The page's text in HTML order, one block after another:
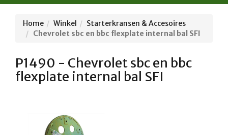
Home Winkel
Starterkransen & Accesoires
Chevrolet sbc en bbc flexplate internal bal SFI
P1490 - Chevrolet sbc en bbc
flexplate internal bal SFI